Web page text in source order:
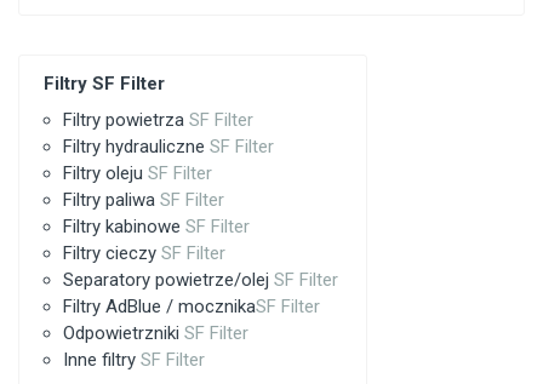
Filtry SF Filter
Filtry powietrza SF Filter
Filtry hydrauliczne SF Filter
Filtry oleju SF Filter
Filtry paliwa SF Filter
Filtry kabinowe SF Filter
Filtry cieczy SF Filter
Separatory powietrze/olej SF Filter
Filtry AdBlue / mocznikaSF Filter
Odpowietrzniki SF Filter
Inne filtry SF Filter